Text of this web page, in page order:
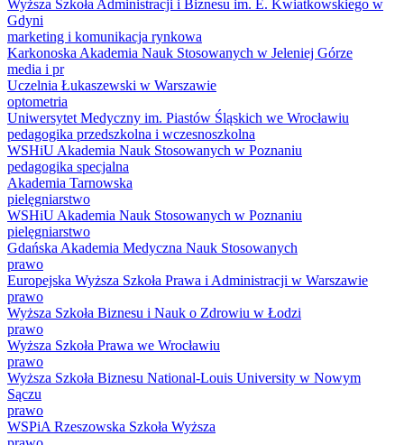
Wyższa Szkoła Administracji i Biznesu im. E. Kwiatkowskiego w
Gdyni
marketing i komunikacja rynkowa
Karkonoska Akademia Nauk Stosowanych w Jeleniej Górze
media i pr
Uczelnia Łukaszewski w Warszawie
optometria
Uniwersytet Medyczny im. Piastów Śląskich we Wrocławiu
pedagogika przedszkolna i wczesnoszkolna
WSHiU Akademia Nauk Stosowanych w Poznaniu
pedagogika specjalna
Akademia Tarnowska
pielęgniarstwo
WSHiU Akademia Nauk Stosowanych w Poznaniu
pielęgniarstwo
Gdańska Akademia Medyczna Nauk Stosowanych
prawo
Europejska Wyższa Szkoła Prawa i Administracji w Warszawie
prawo
Wyższa Szkoła Biznesu i Nauk o Zdrowiu w Łodzi
prawo
Wyższa Szkoła Prawa we Wrocławiu
prawo
Wyższa Szkoła Biznesu National-Louis University w Nowym
Sączu
prawo
WSPiA Rzeszowska Szkoła Wyższa